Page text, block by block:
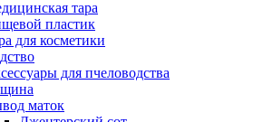
тара
пластик
для косметики
для пчеловодства
маток